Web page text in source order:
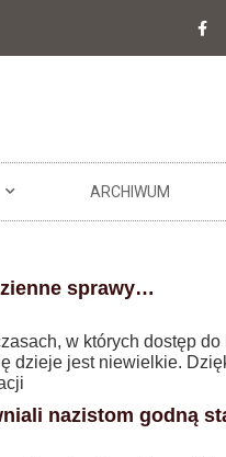
ARCHIWUM
sprawy…
w których dostęp do
dzieje jest niewielkie.
nazistom godną